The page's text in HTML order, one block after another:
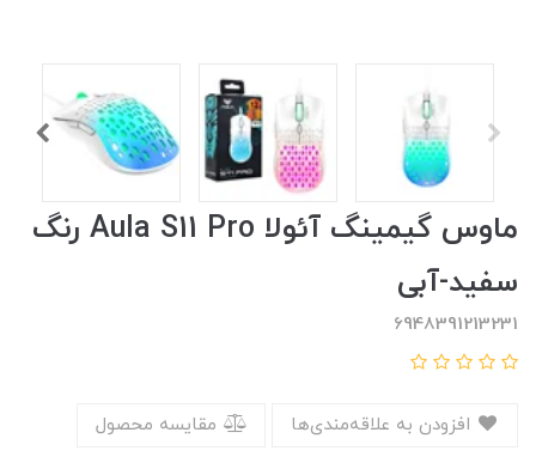
ماوس گیمینگ آئولا Aula S11 Pro رنگ
سفید-آبی
6948391213231
مقایسه محصول